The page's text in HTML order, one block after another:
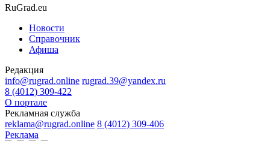
RuGrad.eu
Новости
Справочник
Афиша
Редакция
info@rugrad.online rugrad.39@yandex.ru
8 (4012) 309-422
О портале
Рекламная служба
reklama@rugrad.online 8 (4012) 309-406
Реклама